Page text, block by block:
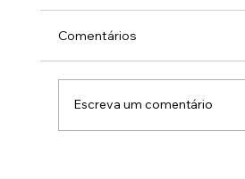
Comentários
Escreva um comentário